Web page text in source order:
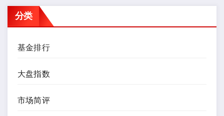
分类
基金排行
大盘指数
市场简评